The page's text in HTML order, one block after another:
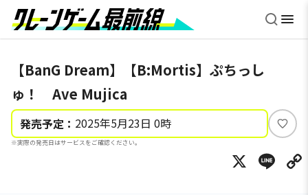
【BanG Dream】【B:Mortis】ぷちっし
ゅ！ Ave Mujica
発売予定： 2025年5月23日 0時
※実際の発売日はサービスをご確認ください。
い
ね
X